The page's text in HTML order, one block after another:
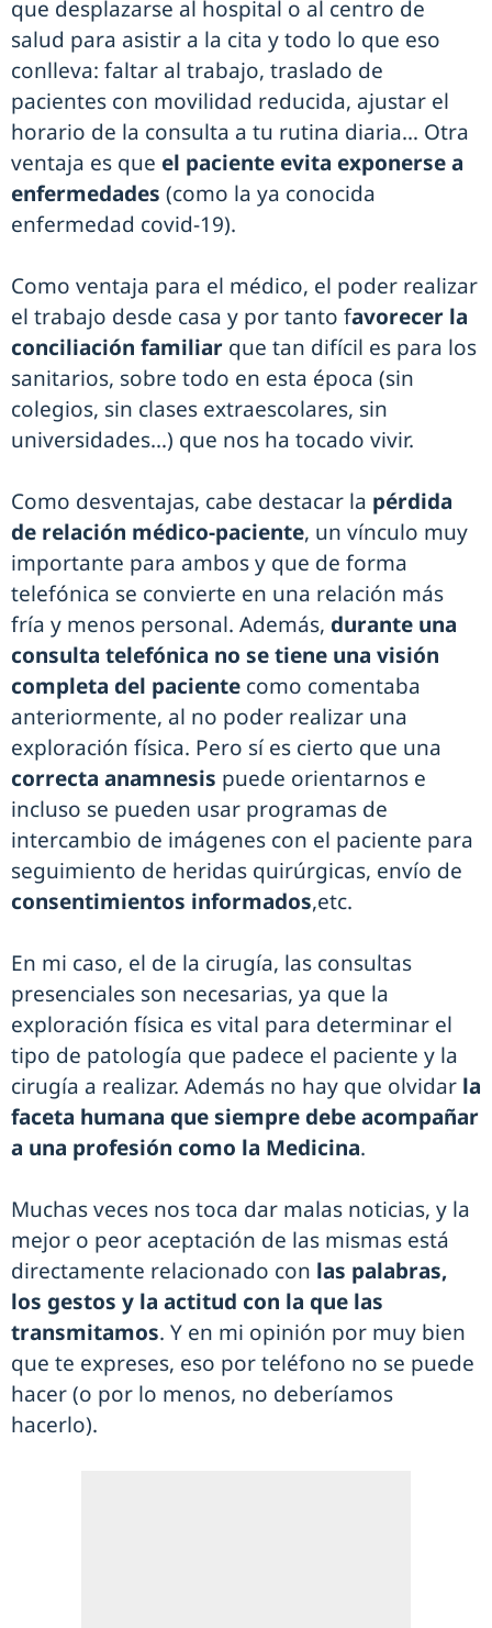
que desplazarse al hospital o al centro de
salud para asistir a la cita y todo lo que eso
conlleva: faltar al trabajo, traslado de
pacientes con movilidad reducida, ajustar el
horario de la consulta a tu rutina diaria… Otra
ventaja es que el paciente evita exponerse a
enfermedades (como la ya conocida
enfermedad covid-19).
Como ventaja para el médico, el poder realizar
el trabajo desde casa y por tanto favorecer la
conciliación familiar que tan difícil es para los
sanitarios, sobre todo en esta época (sin
colegios, sin clases extraescolares, sin
universidades…) que nos ha tocado vivir.
Como desventajas, cabe destacar la pérdida
de relación médico-paciente, un vínculo muy
importante para ambos y que de forma
telefónica se convierte en una relación más
fría y menos personal. Además, durante una
consulta telefónica no se tiene una visión
completa del paciente como comentaba
anteriormente, al no poder realizar una
exploración física. Pero sí es cierto que una
correcta anamnesis puede orientarnos e
incluso se pueden usar programas de
intercambio de imágenes con el paciente para
seguimiento de heridas quirúrgicas, envío de
consentimientos informados,etc.
En mi caso, el de la cirugía, las consultas
presenciales son necesarias, ya que la
exploración física es vital para determinar el
tipo de patología que padece el paciente y la
cirugía a realizar. Además no hay que olvidar la
faceta humana que siempre debe acompañar
a una profesión como la Medicina.
Muchas veces nos toca dar malas noticias, y la
mejor o peor aceptación de las mismas está
directamente relacionado con las palabras,
los gestos y la actitud con la que las
transmitamos. Y en mi opinión por muy bien
que te expreses, eso por teléfono no se puede
hacer (o por lo menos, no deberíamos
hacerlo).